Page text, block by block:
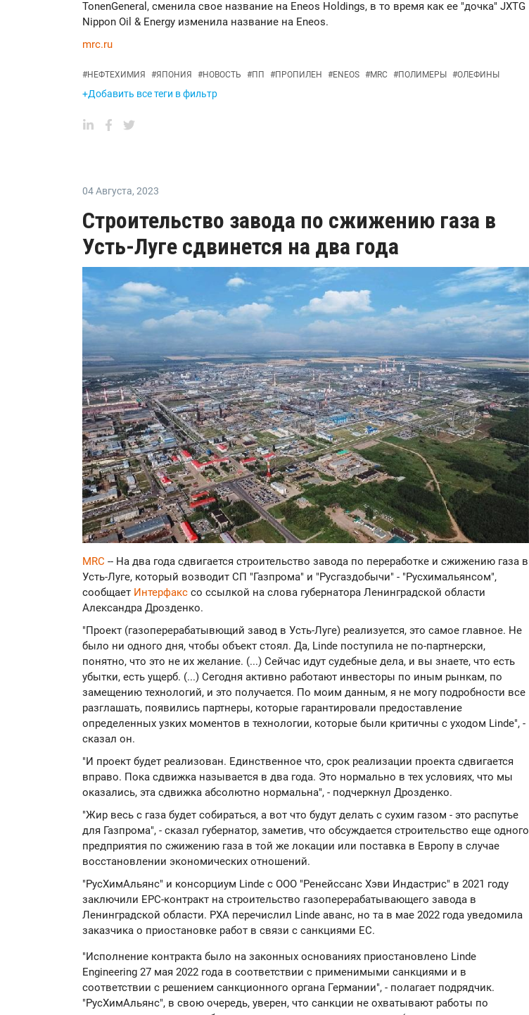
TonenGeneral, сменила свое название на Eneos Holdings, в то время как ее "дочка" JXTG
Nippon Oil & Energy изменила название на Eneos.
mrc.ru
#НЕФТЕХИМИЯ #ЯПОНИЯ #НОВОСТЬ #ПП #ПРОПИЛЕН #ENEOS #MRC #ПОЛИМЕРЫ #ОЛЕФИНЫ
+Добавить все теги в фильтр
04 Августа, 2023
Строительство завода по сжижению газа в
Усть-Луге сдвинется на два года
MRC -- На два года сдвигается строительство завода по переработке и сжижению газа в
Усть-Луге, который возводит СП "Газпрома" и "Русгаздобычи" - "Русхимальянсом",
сообщает Интерфакс со ссылкой на слова губернатора Ленинградской области
Александра Дрозденко.
"Проект (газоперерабатывющий завод в Усть-Луге) реализуется, это самое главное. Не
было ни одного дня, чтобы объект стоял. Да, Linde поступила не по-партнерски,
понятно, что это не их желание. (...) Сейчас идут судебные дела, и вы знаете, что есть
убытки, есть ущерб. (...) Сегодня активно работают инвесторы по иным рынкам, по
замещению технологий, и это получается. По моим данным, я не могу подробности все
разглашать, появились партнеры, которые гарантировали предоставление
определенных узких моментов в технологии, которые были критичны с уходом Linde", -
сказал он.
"И проект будет реализован. Единственное что, срок реализации проекта сдвигается
вправо. Пока сдвижка называется в два года. Это нормально в тех условиях, что мы
оказались, эта сдвижка абсолютно нормальна", - подчеркнул Дрозденко.
"Жир весь с газа будет собираться, а вот что будут делать с сухим газом - это распутье
для Газпрома", - сказал губернатор, заметив, что обсуждается строительство еще одного
предприятия по сжижению газа в той же локации или поставка в Европу в случае
восстановлении экономических отношений.
"РусХимАльянс" и консорциум Linde с ООО "Ренейссанс Хэви Индастрис" в 2021 году
заключили ЕРС-контракт на строительство газоперерабатывающего завода в
Ленинградской области. РХА перечислил Linde аванс, но та в мае 2022 года уведомила
заказчика о приостановке работ в связи с санкциями ЕС.
"Исполнение контракта было на законных основаниях приостановлено Linde
Engineering 27 мая 2022 года в соответствии с применимыми санкциями и в
соответствии с решением санкционного органа Германии", - полагает подрядчик.
"РусХимАльянс", в свою очередь, уверен, что санкции не охватывают работы по